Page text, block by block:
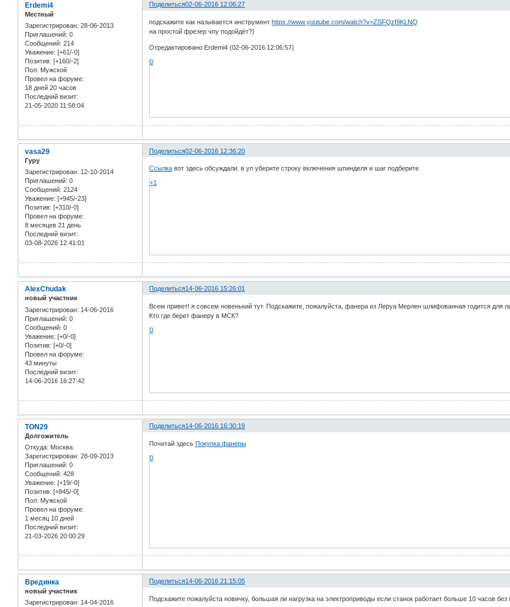
Поделиться02-06-2016 12:06:27
Erdemi4
Местный
Зарегистрирован: 28-06-2013
Приглашений: 0
Сообщений: 214
Уважение: [+61/-0]
Позитив: [+160/-2]
Пол: Мужской
Провел на форуме:
18 дней 20 часов
Последний визит:
21-05-2020 11:58:04
подскажите как называется инструментhttps://www.youtube.com/watch?v=ZSFQzf9KLNQ
на простой фрезер чпу подойдёт?)
Отредактировано Erdemi4 (02-06-2016 12:06:57)
0
Поделиться02-06-2016 12:36:20
vasa29
Гуру
Зарегистрирован: 12-10-2014
Приглашений: 0
Сообщений: 2124
Уважение: [+945/-23]
Позитив: [+310/-0]
Провел на форуме:
8 месяцев 21 день
Последний визит:
03-08-2026 12:41:01
Ссылка вот здесь обсуждали. в уп уберите строку включения шпинделя и шаг подберите
+1
Поделиться14-06-2016 15:26:01
AlexChudak
новый участник
Зарегистрирован: 14-06-2016
Приглашений: 0
Сообщений: 0
Уважение: [+0/-0]
Позитив: [+0/-0]
Провел на форуме:
43 минуты
Последний визит:
14-06-2016 16:27:42
Всем привет! я совсем новенький тут. Подскажите, пожалуйста, фанера из Леруа Мерлен шлифованная годится для
Кто где берет фанеру в МСК?
0
Поделиться14-06-2016 16:30:19
TON29
Долгожитель
Откуда: Москва
Зарегистрирован: 28-09-2013
Приглашений: 0
Сообщений: 428
Уважение: [+19/-0]
Позитив: [+845/-0]
Пол: Мужской
Провел на форуме:
1 месяц 10 дней
Последний визит:
21-03-2026 20:00:29
Почитай здесьПокупка фанеры
0
Поделиться14-06-2016 21:15:05
Врединка
новый участник
Зарегистрирован: 14-04-2016
Подскажите пожалуйста новичку, большая ли нагрузка на электроприводы если станок работает больше 10 часов